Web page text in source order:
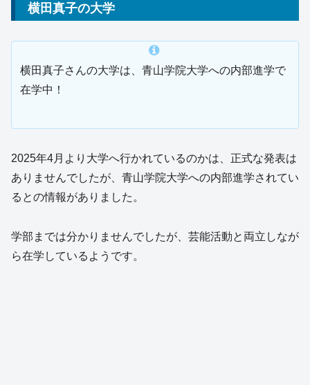
横田真子の大学
横田真子さんの大学は、青山学院大学への内部進学で
在学中！
2025年4月より大学へ行かれているのかは、正式な発表は
ありませんでしたが、青山学院大学への内部進学されてい
るとの情報がありました。
学部までは分かりませんでしたが、芸能活動と両立しなが
ら在学しているようです。